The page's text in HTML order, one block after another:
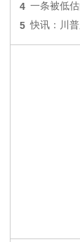
4 一条被低
5 快讯：川